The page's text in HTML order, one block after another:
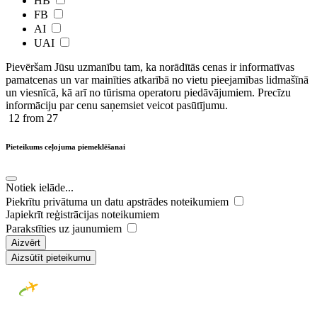
FB
AI
UAI
Pievēršam Jūsu uzmanību tam, ka norādītās cenas ir ​informatīvas ​
pamatcenas un var mainīties atkarībā ​no ​vietu pieejamības lidmašīnā
un viesnīcā, kā arī no tūrisma operatoru piedāvājumiem. Precīzu
informāciju par cenu saņemsiet veicot pasūtījumu.
12 from 27
Pieteikums ceļojuma piemeklēšanai
Notiek ielāde...
Piekrītu privātuma un datu apstrādes noteikumiem
Japiekrīt reģistrācijas noteikumiem
Parakstīties uz jaunumiem
Aizvērt
Aizsūtīt pieteikumu